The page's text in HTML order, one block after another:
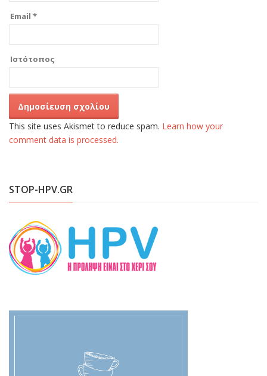
Email *
Ιστότοπος
This site uses Akismet to reduce spam. Learn how your
comment data is processed.
STOP-HPV.GR